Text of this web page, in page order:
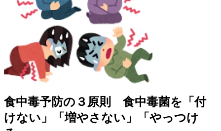
食中毒予防の３原則 食中毒菌を「付
けない」「増やさない」「やっつけ